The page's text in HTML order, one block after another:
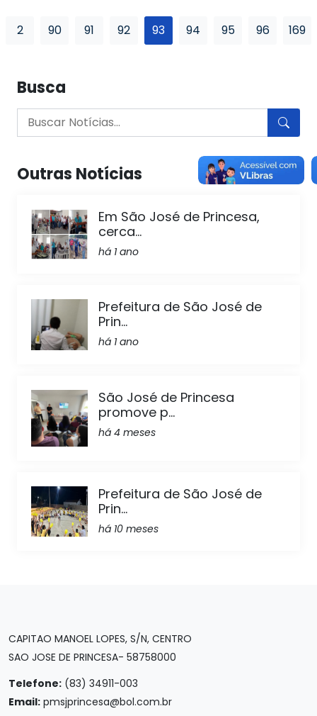
2 90 91 92 93 94 95 96 169
Busca
Outras Notícias
Em São José de Princesa,
cerca...
há 1 ano
Prefeitura de São José de
Prin...
há 1 ano
São José de Princesa
promove p...
há 4 meses
Prefeitura de São José de
Prin...
há 10 meses
CAPITAO MANOEL LOPES, S/N, CENTRO
SAO JOSE DE PRINCESA- 58758000
Telefone: (83) 34911-003
Email: pmsjprincesa@bol.com.br